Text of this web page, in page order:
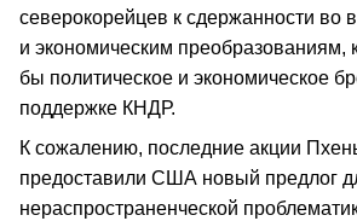
северокорейцев к сдержанности во
и экономическим преобразованиям,
бы политическое и экономическое
поддержке КНДР.
К сожалению, последние акции
предоставили США новый предлог
нераспространенческой